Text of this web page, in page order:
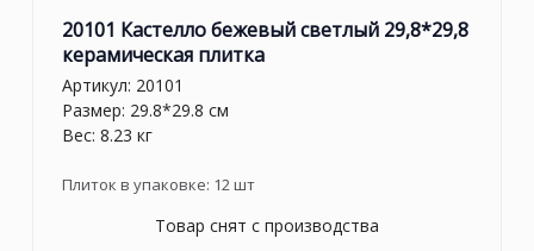
20101 Кастелло бежевый светлый 29,8*29,8
керамическая плитка
Артикул: 20101
Размер: 29.8*29.8 см
Вес: 8.23 кг
Плиток в упаковке: 12шт
Товар снят с производства